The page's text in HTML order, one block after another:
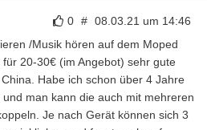
0 # 08.03.21 um 14:46
/Musik hören auf dem Moped
20-30€ (im Angebot) sehr gute
Habe ich schon über 4 Jahre
und man kann die auch mit mehreren
Je nach Gerät können sich 3